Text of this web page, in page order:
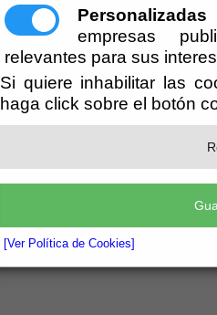
Personalizadas
empresas
relevantes para sus
Si quiere inhabilitar las
haga click sobre el botón
[Ver Política de Cookies]